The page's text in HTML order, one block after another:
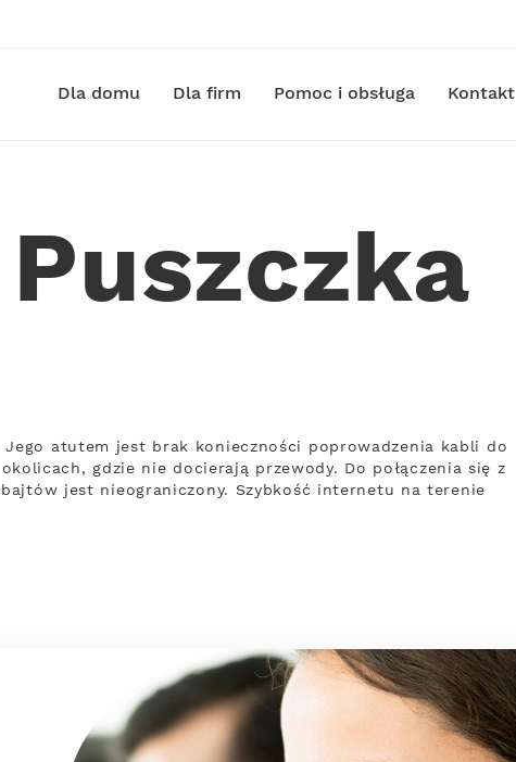
Dla domu Dla firm Pomoc i obsługa Kontakt
atutem jest brak konieczności poprowadzenia kabli do
gdzie nie docierają przewody. Do połączenia się z
jest nieograniczony. Szybkość internetu na terenie